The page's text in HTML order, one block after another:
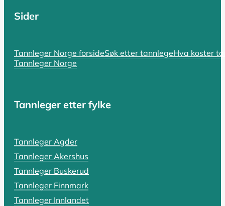
SIST OPPDATERT 17. OKTOBER 2025
Hvorfor er tannlegen så dyr i Norge? Spørsmålet er
Tannlegevakt: Hva koster
En pulserende tannpine som holder deg våken, en
LES HELE ARTIKKELEN
Tannleger etter fylke
Tannleger Agder
Tannleger Akershus
Tannleger Buskerud
Tannleger Finnmark
Tannleger Innlandet
Sider
Tannleger Norge forsideSøk etter tannlegeHva koster
Tannleger Norge